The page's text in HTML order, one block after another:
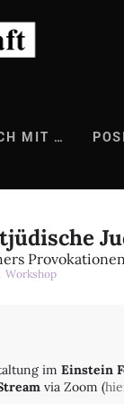
MIT …
Workshop
im Einstein
via Zoom (